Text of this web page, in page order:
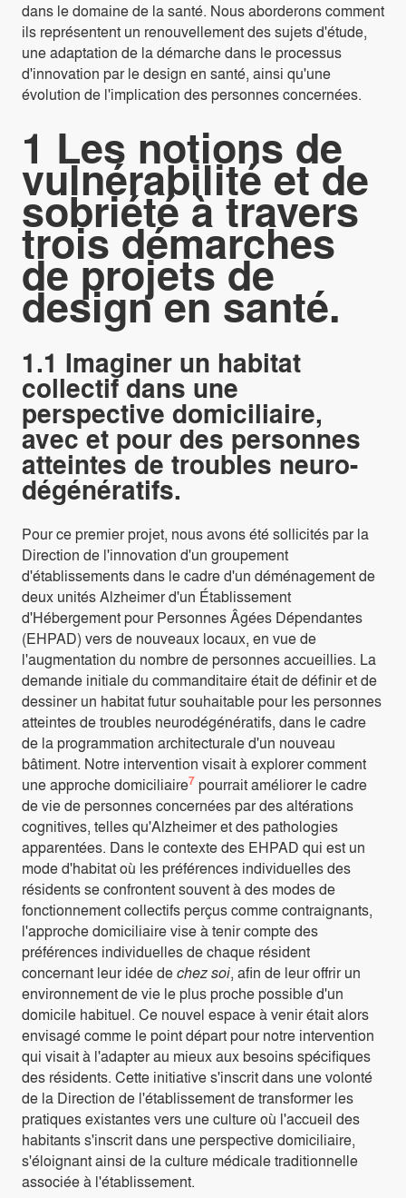
dans le domaine de la santé. Nous aborderons comment
ils représentent un renouvellement des sujets d'étude,
une adaptation de la démarche dans le processus
d'innovation par le design en santé, ainsi qu'une
évolution de l'implication des personnes concernées.
1 Les notions de
vulnérabilité et de
sobriété à travers
trois démarches
de projets de
design en santé.
1.1 Imaginer un habitat
collectif dans une
perspective domiciliaire,
avec et pour des personnes
atteintes de troubles neuro-
dégénératifs.
Pour ce premier projet, nous avons été sollicités par la
Direction de l'innovation d'un groupement
d'établissements dans le cadre d'un déménagement de
deux unités Alzheimer d'un Établissement
d'Hébergement pour Personnes Âgées Dépendantes
(EHPAD) vers de nouveaux locaux, en vue de
l'augmentation du nombre de personnes accueillies. La
demande initiale du commanditaire était de définir et de
dessiner un habitat futur souhaitable pour les personnes
atteintes de troubles neurodégénératifs, dans le cadre
de la programmation architecturale d'un nouveau
bâtiment. Notre intervention visait à explorer comment
une approche domiciliaire7 pourrait améliorer le cadre
de vie de personnes concernées par des altérations
cognitives, telles qu'Alzheimer et des pathologies
apparentées. Dans le contexte des EHPAD qui est un
mode d'habitat où les préférences individuelles des
résidents se confrontent souvent à des modes de
fonctionnement collectifs perçus comme contraignants,
l'approche domiciliaire vise à tenir compte des
préférences individuelles de chaque résident
concernant leur idée dechez soi, afin de leur offrir un
environnement de vie le plus proche possible d'un
domicile habituel. Ce nouvel espace à venir était alors
envisagé comme le point départ pour notre intervention
qui visait à l'adapter au mieux aux besoins spécifiques
des résidents. Cette initiative s'inscrit dans une volonté
de la Direction de l'établissement de transformer les
pratiques existantes vers une culture où l'accueil des
habitants s'inscrit dans une perspective domiciliaire,
s'éloignant ainsi de la culture médicale traditionnelle
associée à l'établissement.